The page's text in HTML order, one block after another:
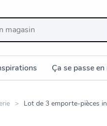
Ça se passe
Lot de 3 emporte-pièces